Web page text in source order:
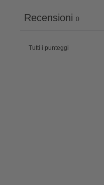
Recensioni 0